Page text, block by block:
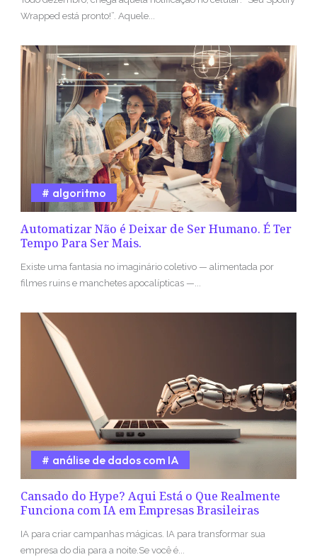
Wrapped está pronto!”. Aquele...
Automatizar Não é Deixar de Ser Humano. É Ter
Tempo Para Ser Mais.
algoritmo
Existe uma fantasia no imaginário coletivo — alimentada por
filmes ruins e manchetes apocalípticas —...
Cansado do Hype? Aqui Está o Que Realmente
Funciona com IA em Empresas Brasileiras
análise de dados com IA
IA para criar campanhas mágicas. IA para transformar sua
empresa do dia para a noite.Se você é...